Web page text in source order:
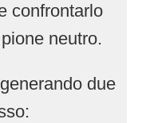
confrontarlo
neutro.
due